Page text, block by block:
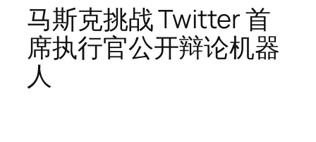
马斯克挑战 Twitter 首
席执行官公开辩论机器
人